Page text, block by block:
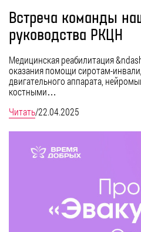
Встреча команды
руководства РКЦН
Медицинская реабилитация
оказания помощи сиротам-
двигательного аппарата,
костными…
Читать/22.04.2025